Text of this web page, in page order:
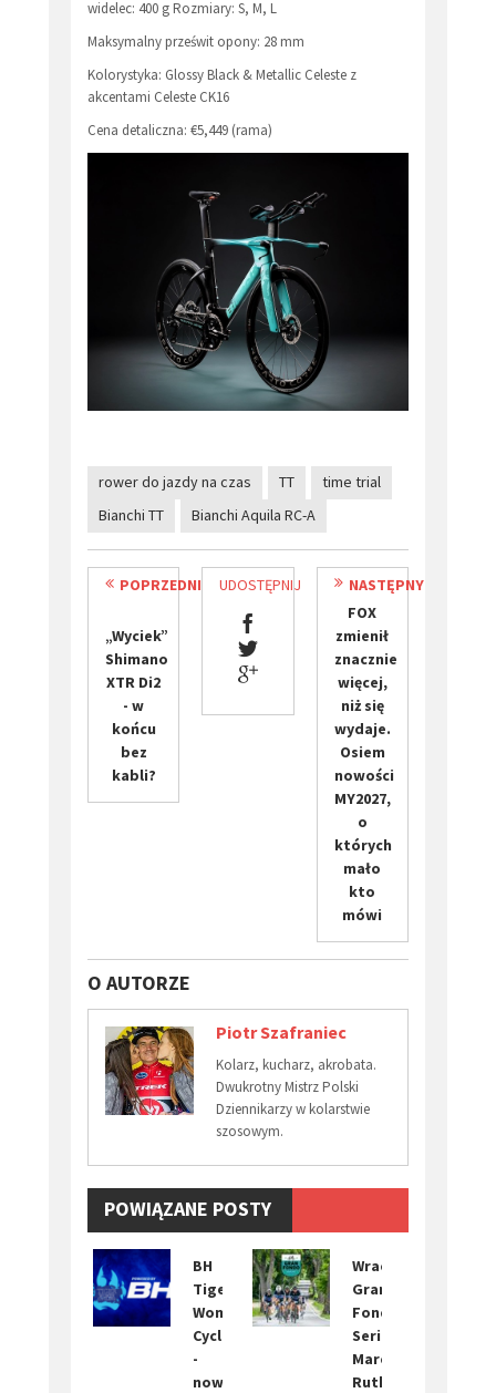
widelec: 400 g Rozmiary: S, M, L
Maksymalny prześwit opony: 28 mm
Kolorystyka: Glossy Black & Metallic Celeste z
akcentami Celeste CK16
Cena detaliczna: €5,449 (rama)
rower do jazdy na czas TT
time trial
Bianchi TT
Bianchi Aquila RC-A
POPRZEDNI
„Wyciek”
Shimano
XTR Di2
- w
końcu
bez
kabli?
UDOSTĘPNIJ
NASTĘPNY
FOX
zmienił
znacznie
więcej,
niż się
wydaje.
Osiem
nowości
MY2027,
o
których
mało
kto
mówi
O AUTORZE
Piotr Szafraniec
Kolarz, kucharz, akrobata.
Dwukrotny Mistrz Polski
Dziennikarzy w kolarstwie
szosowym.
POWIĄZANE POSTY
BH
Tiger
Women
Cycling
-
nowy
Wraca
Gran
Fondo
Series.
Marek
Rutkiewicz